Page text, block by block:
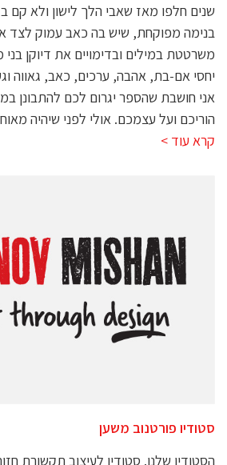
שנים חלפו מאז שאבי הלך לישון ולא קם
בנימה מפוקחת, שיש בה כאב עמוק לצד
משרטטת במילים ובדימויים את דיוקן
יחסי אם-בת, אהבה, ערכים, כאב, גאווה
אני חושבת שהספר יגרום לכם להתבונן
הוריכם ועל עצמכם. אולי לפני שיהיה
קרא עוד >
סטודיו פורטנוב משען
הסטודיו שלנו. סטודיו לעיצוב תקשורת